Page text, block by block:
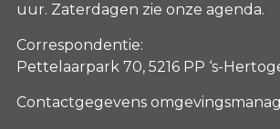
uur. Zaterdagen zie onze agenda.
Correspondentie:
Pettelaarpark 70, 5216 PP ‘s-
Contactgegevens